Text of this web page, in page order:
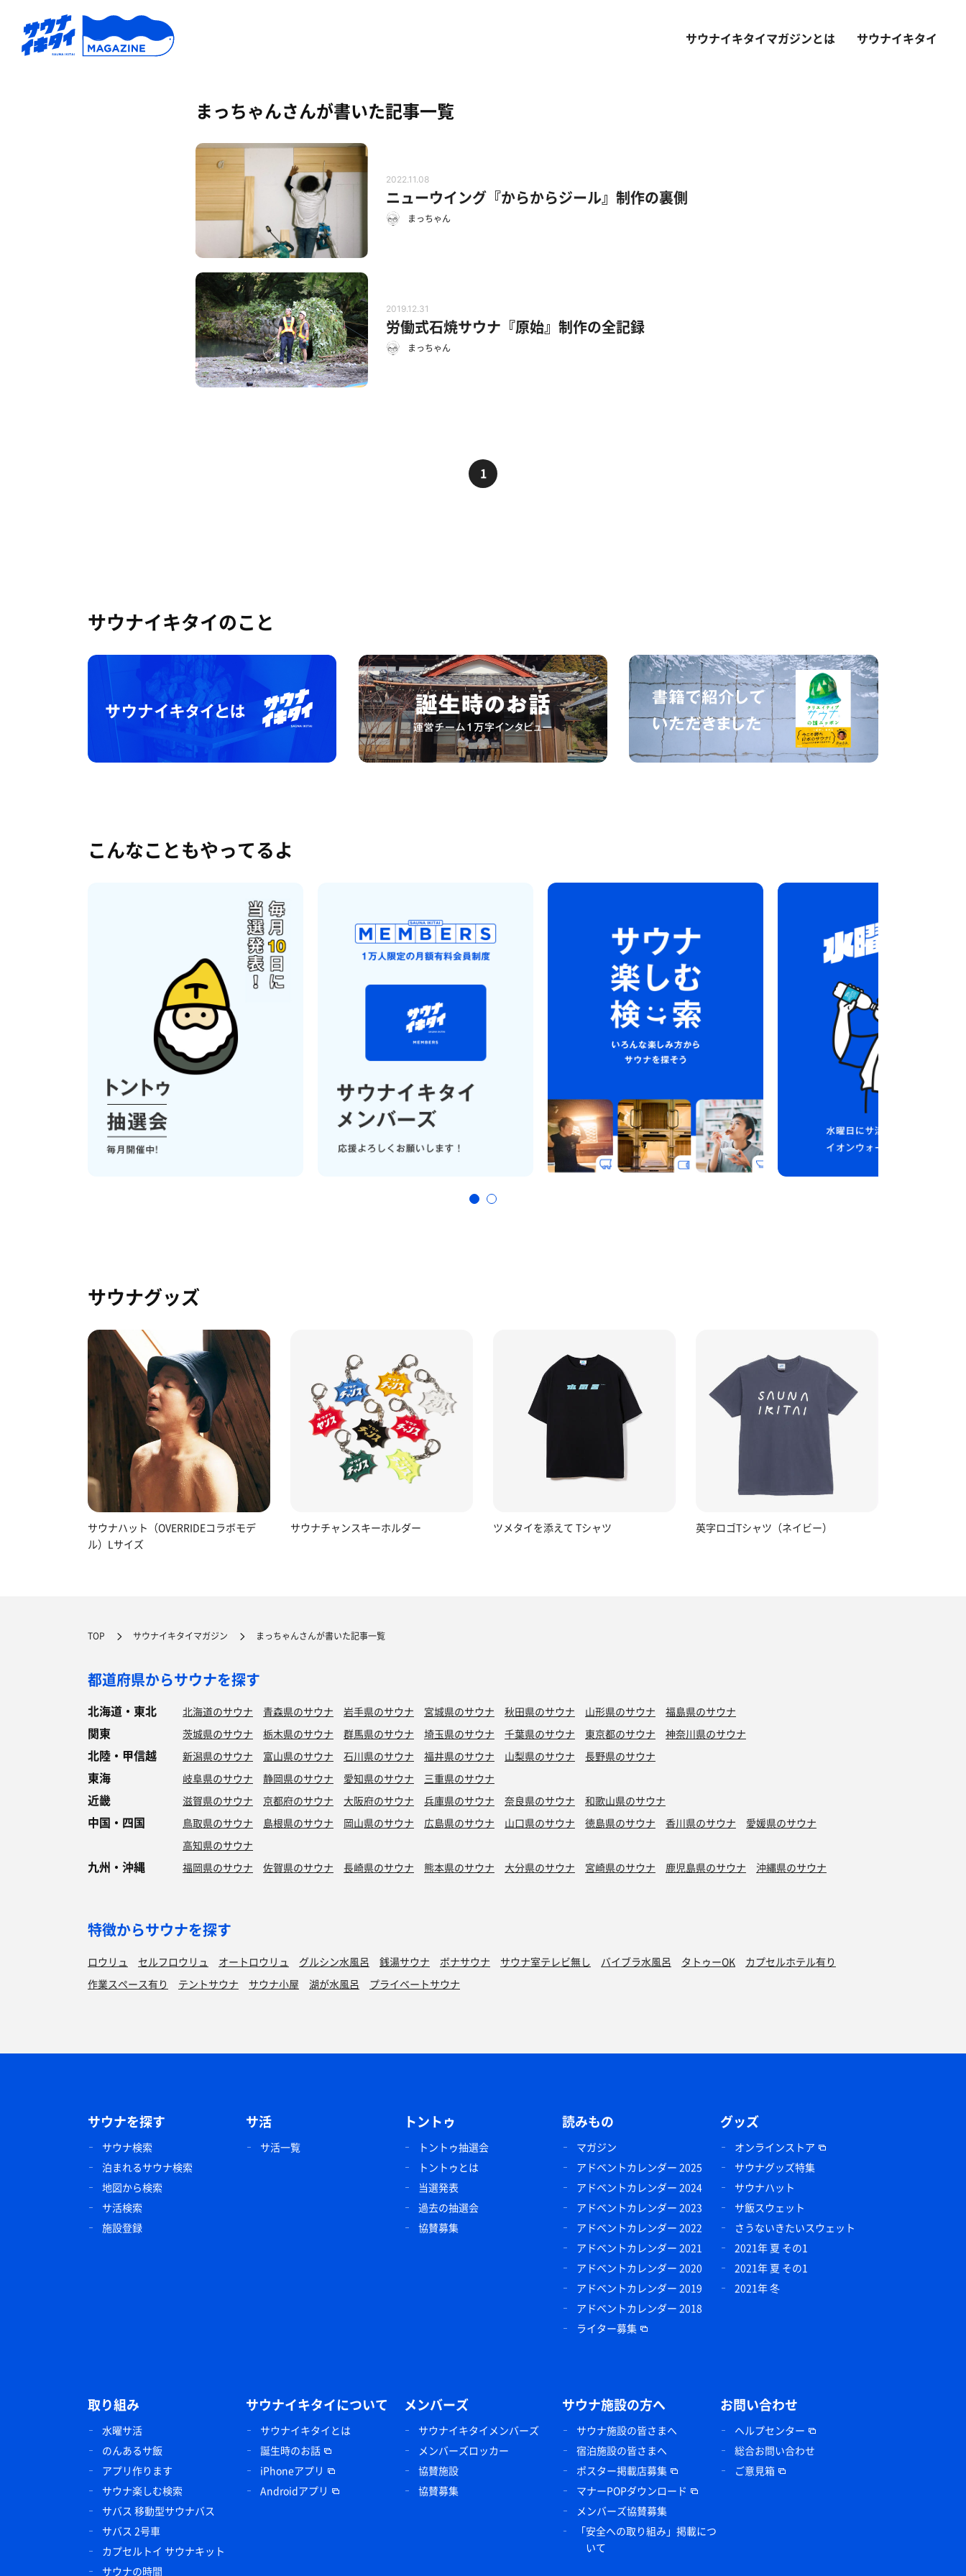
サウナイキタイマガジンとは サウナイキタイ
まっちゃんさんが書いた記事一覧
2022.11.08
ニューウイング『からからジール』制作の裏側
まっちゃん
2019.12.31
労働式石焼サウナ『原始』制作の全記録
まっちゃん
1
サウナイキタイのこと
こんなこともやってるよ
サウナグッズ
サウナハット（OVERRIDEコラボモデ
ル）Lサイズ
サウナチャンスキーホルダー ツメタイを添えて Tシャツ 英字ロゴTシャツ（ネイビー）
TOP サウナイキタイマガジン まっちゃんさんが書いた記事一覧
都道府県からサウナを探す
北海道・東北 北海道のサウナ 青森県のサウナ 岩手県のサウナ 宮城県のサウナ 秋田県のサウナ 山形県のサウナ 福島県のサウナ
関東 茨城県のサウナ 栃木県のサウナ 群馬県のサウナ 埼玉県のサウナ 千葉県のサウナ 東京都のサウナ 神奈川県のサウナ
北陸・甲信越 新潟県のサウナ 富山県のサウナ 石川県のサウナ 福井県のサウナ 山梨県のサウナ 長野県のサウナ
東海 岐阜県のサウナ 静岡県のサウナ 愛知県のサウナ 三重県のサウナ
近畿 滋賀県のサウナ 京都府のサウナ 大阪府のサウナ 兵庫県のサウナ 奈良県のサウナ 和歌山県のサウナ
中国・四国 鳥取県のサウナ 島根県のサウナ 岡山県のサウナ 広島県のサウナ 山口県のサウナ 徳島県のサウナ 香川県のサウナ
愛媛県のサウナ
高知県のサウナ
九州・沖縄 福岡県のサウナ 佐賀県のサウナ 長崎県のサウナ 熊本県のサウナ 大分県のサウナ 宮崎県のサウナ 鹿児島県のサウナ 沖縄県のサウナ
特徴からサウナを探す
ロウリュ セルフロウリュ オートロウリュ グルシン水風呂 銭湯サウナ ボナサウナ サウナ室テレビ無し バイブラ水風呂 タトゥーOK
カプセルホテル有り
作業スペース有り
テントサウナ サウナ小屋 湖が水風呂 プライベートサウナ
サウナを探す
サウナ検索
泊まれるサウナ検索
地図から検索
サ活検索
施設登録
サ活
サ活一覧
トントゥ
トントゥ抽選会
トントゥとは
当選発表
過去の抽選会
協賛募集
読みもの
マガジン
アドベントカレンダー 2025
アドベントカレンダー 2024
アドベントカレンダー 2023
アドベントカレンダー 2022
アドベントカレンダー 2021
アドベントカレンダー 2020
アドベントカレンダー 2019
アドベントカレンダー 2018
ライター募集
グッズ
オンラインストア
サウナグッズ特集
サウナハット
サ飯スウェット
さうないきたいスウェット
2021年 夏 その1
2021年 夏 その1
2021年 冬
取り組み
水曜サ活
のんあるサ飯
アプリ作ります
サウナ楽しむ検索
サバス 移動型サウナバス
サバス 2号車
カプセルトイ サウナキット
サウナの時間
サウナイキタイについて
サウナイキタイとは
誕生時のお話
iPhoneアプリ
Androidアプリ
メンバーズ
サウナイキタイメンバーズ
メンバーズロッカー
協賛施設
協賛募集
サウナ施設の方へ
サウナ施設の皆さまへ
宿泊施設の皆さまへ
ポスター掲載店募集
マナーPOPダウンロード
メンバーズ協賛募集
「安全への取り組み」掲載につ
いて
お問い合わせ
ヘルプセンター
総合お問い合わせ
ご意見箱